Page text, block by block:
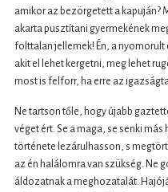
amikor az bezörgetett a kapuján?
akarta pusztítani gyermekének
folttalan jellemek! Én, a nyomorult
akit el lehet kergetni, meg lehet
most is felforr, ha erre az
Ne tartson tőle, hogy újabb
véget ért. Se a maga, se senki
története lezárulhasson, s
az én halálomra van szükség. Ne
áldozatnak a meghozatalát.